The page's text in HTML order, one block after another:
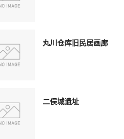
丸川仓库旧民居画廊
二俣城遗址